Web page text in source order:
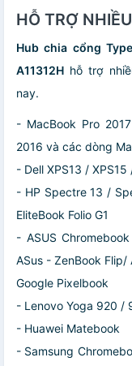
HỖ TRỢ
Hub chia cổng
A11312H hỗ trợ
nay.
- MacBook Pro
2016 và các dòng
- Dell XPS13 /
- HP Spectre 13 /
EliteBook Folio G1
- ASUS
ASus - ZenBook Flip/
Google Pixelbook
- Lenovo Yoga 920 /
- Huawei Matebook
- Samsung